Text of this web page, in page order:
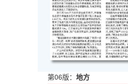
第06版： 地方